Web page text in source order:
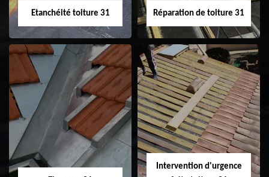
Etanchéité toiture 31
Etanchéité toiture
31
Réparation de toiture 31
Réparation de
toiture 31
Intervention d'urgence